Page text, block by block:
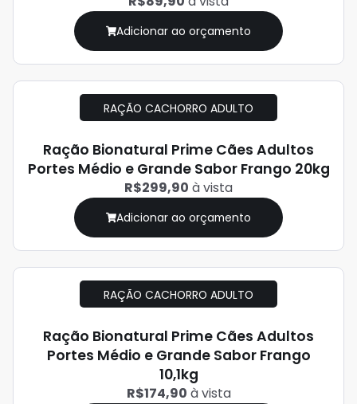
Adicionar ao orçamento
RAÇÃO CACHORRO ADULTO
Ração Bionatural Prime Cães Adultos
Portes Médio e Grande Sabor Frango 20kg
R$299,90 à vista
Adicionar ao orçamento
RAÇÃO CACHORRO ADULTO
Ração Bionatural Prime Cães Adultos
Portes Médio e Grande Sabor Frango
10,1kg
R$174,90 à vista